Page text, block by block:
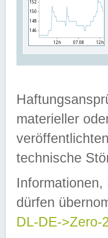
materieller
technische
dürfen
DL-DE->Zero-